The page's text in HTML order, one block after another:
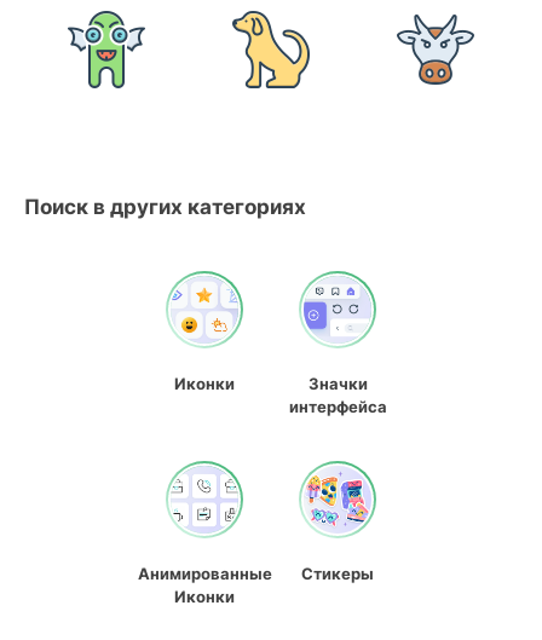
Поиск в других категориях
Иконки
Значки
интерфейса
Анимированные
Иконки
Стикеры